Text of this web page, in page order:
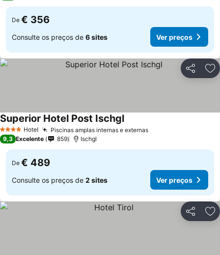
De € 356
Consulte os preços de 6 sites Ver preços
Partilhar
4 EstrelasHotel Piscinas amplas internas e externasVer preços
Superior Hotel Post IschglVer preços
9,3 Excelente 859 Ischgl
De € 489
Consulte os preços de 2 sites Ver preços
Partilhar